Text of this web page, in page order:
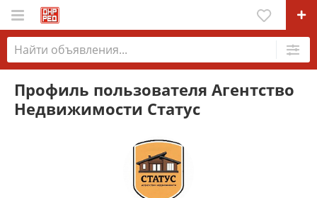
Профиль пользователя Агентство
Недвижимости Статус